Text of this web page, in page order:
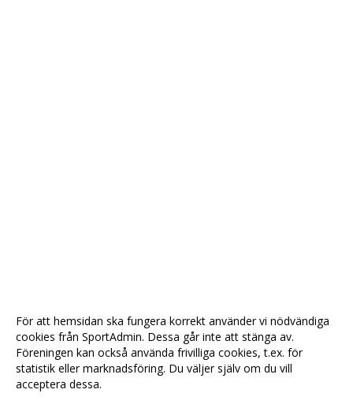
För att hemsidan ska fungera korrekt använder vi nödvändiga
cookies från SportAdmin. Dessa går inte att stänga av.
Föreningen kan också använda frivilliga cookies, t.ex. för
statistik eller marknadsföring. Du väljer själv om du vill
acceptera dessa.